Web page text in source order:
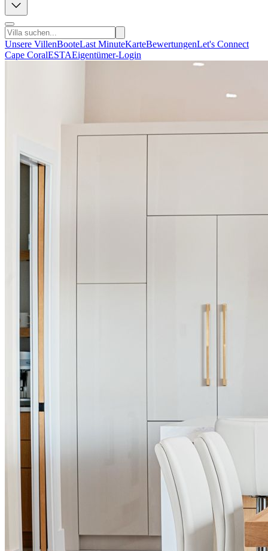
Unsere VillenBooteLast MinuteKarteBewertungenLet's Connect
Cape CoralESTAEigentümer-Login